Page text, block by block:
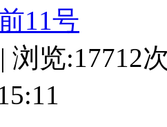
11号
浏览:17712